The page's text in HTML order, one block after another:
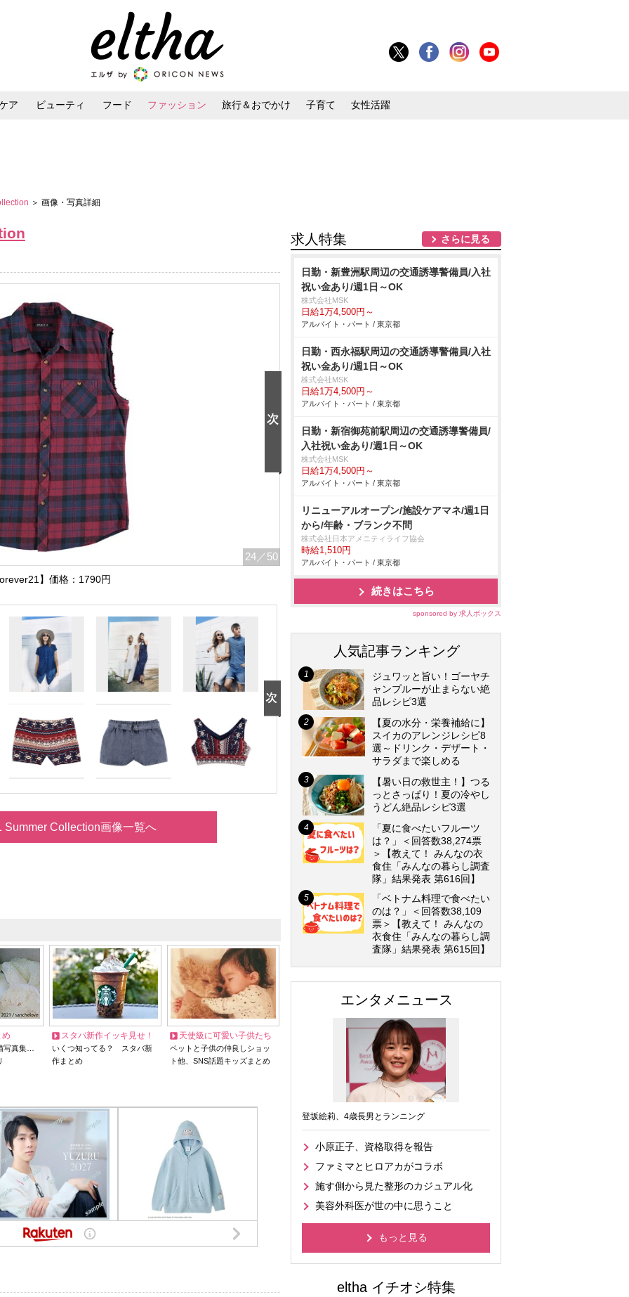
ア ビューティ フード ファッション 旅行＆おでかけ 子育て 女性活躍
＞ 画像・写真詳細
24 ／50
】価格：1790円
Summer Collection画像一覧へ
め
写真集…
スタバ新作イッキ見せ！
いくつ知ってる？ スタバ新
作まとめ
天使級に可愛い子供たち
ペットと子供の仲良しショッ
ト他、SNS話題キッズまとめ
求人特集 さらに見る
日勤・新豊洲駅周辺の交通誘導警備員/入社
祝い金あり/週1日～OK
株式会社MSK
日給1万4,500円～
アルバイト・パート / 東京都
日勤・西永福駅周辺の交通誘導警備員/入社
祝い金あり/週1日～OK
株式会社MSK
日給1万4,500円～
アルバイト・パート / 東京都
日勤・新宿御苑前駅周辺の交通誘導警備員/
入社祝い金あり/週1日～OK
株式会社MSK
日給1万4,500円～
アルバイト・パート / 東京都
リニューアルオープン/施設ケアマネ/週1日
から/年齢・ブランク不問
株式会社日本アメニティライフ協会
時給1,510円
アルバイト・パート / 東京都
続きはこちら
sponsored by 求人ボックス
人気記事ランキング
ジュワッと旨い！ゴーヤチ
ャンプルーが止まらない絶
品レシピ3選
【夏の水分・栄養補給に】
スイカのアレンジレシピ8
選～ドリンク・デザート・
サラダまで楽しめる
【暑い日の救世主！】つる
っとさっぱり！夏の冷やし
うどん絶品レシピ3選
「夏に食べたいフルーツ
は？」＜回答数38,274票
＞【教えて！ みんなの衣
食住「みんなの暮らし調査
隊」結果発表 第616回】
「ベトナム料理で食べたい
のは？」＜回答数38,109
票＞【教えて！ みんなの
衣食住「みんなの暮らし調
査隊」結果発表 第615回】
エンタメニュース
登坂絵莉、4歳長男とランニング
小原正子、資格取得を報告
ファミマとヒロアカがコラボ
施す側から見た整形のカジュアル化
美容外科医が世の中に思うこと
もっと見る